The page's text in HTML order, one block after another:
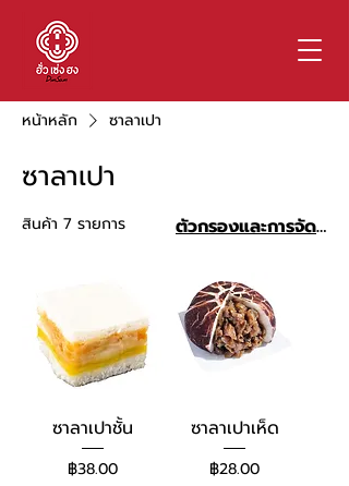
หน้าหลัก ซาลาเปา
ซาลาเปา
สินค้า 7 รายการ ตัวกรองและการจัดเรียง
ซาลาเปาชั้น
ราคา
฿38.00
ซาลาเปาเห็ด
ราคา
฿28.00